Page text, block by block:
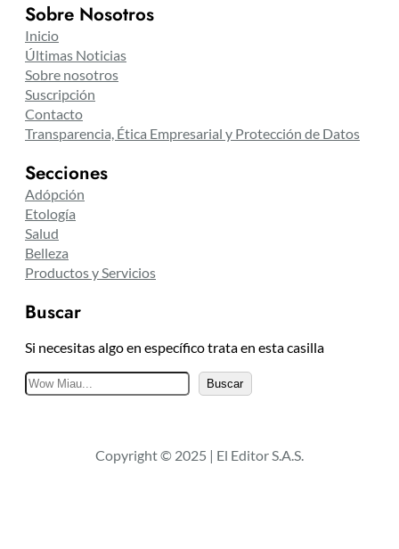
Sobre Nosotros
Inicio
Últimas Noticias
Sobre nosotros
Suscripción
Contacto
Transparencia, Ética Empresarial y Protección de Datos
Secciones
Adópción
Etología
Salud
Belleza
Productos y Servicios
Buscar
Si necesitas algo en específico trata en esta casilla
B
u
a
Buscar
Copyright © 2025 | El Editor S.A.S.